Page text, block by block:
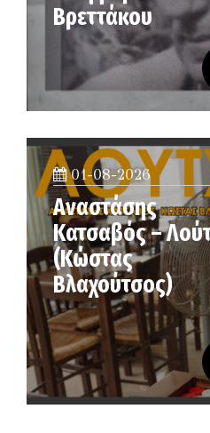
Βρεττάκου
01-08-2026
Αναστάσης
Κατσαβός –
(Κώστας
Βλαχούτσος)